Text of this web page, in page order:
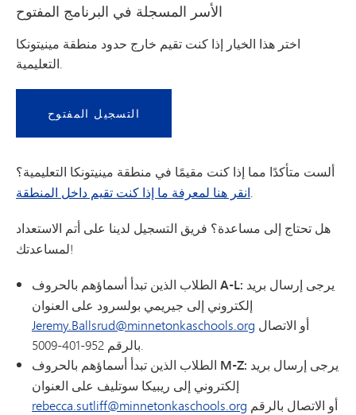
الأسر المسجلة في البرنامج المفتوح
اختر هذا الخيار إذا كنت تقيم خارج حدود منطقة مينيتونكا
التعليمية.
التسجيل المفتوح
ألست متأكدًا مما إذا كنت مقيمًا في منطقة مينيتونكا التعليمية؟
انقر هنا لمعرفة ما إذا كنت تقيم داخل المنطقة.
هل تحتاج إلى مساعدة؟ فريق التسجيل لدينا على أتم الاستعداد
لمساعدتك!
الطلاب الذين تبدأ أسماؤهم بالحروف A-L: يرجى إرسال بريد
إلكتروني إلى جيريمي بولسرود على العنوان
Jeremy.Ballsrud@minnetonkaschools.org
بالرقم 952-401-5009.
الطلاب الذين تبدأ أسماؤهم بالحروف M-Z: يرجى إرسال بريد
إلكتروني إلى ريبيكا سوتليف على العنوان
rebecca.sutliff@minnetonkaschools.org